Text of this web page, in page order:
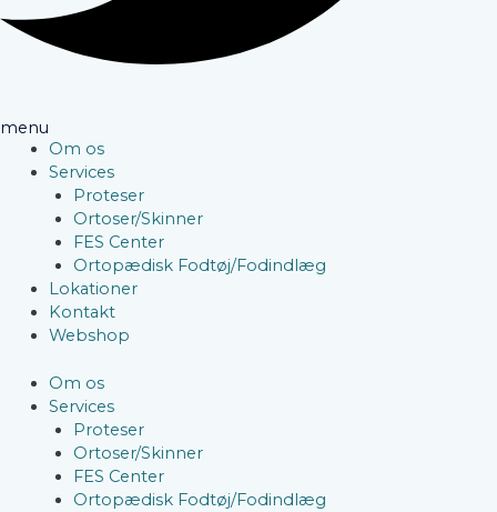
menu
Om os
Services
Proteser
Ortoser/Skinner
FES Center
Ortopædisk Fodtøj/Fodindlæg
Lokationer
Kontakt
Webshop
Om os
Services
Proteser
Ortoser/Skinner
FES Center
Ortopædisk Fodtøj/Fodindlæg